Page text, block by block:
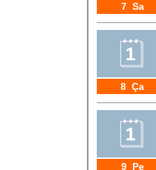
7 Sa
8 Ça
9 Pe